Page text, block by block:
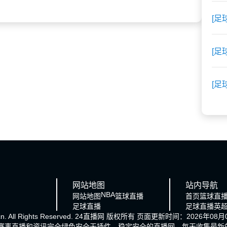
[足
[足
[足
网站地图
网站地图NBA篮球直播
足球直播
站内导航
首页篮球直
足球直播英
All Rights Reserved. 24直播网 版权所有 页面更新时间：2026年08